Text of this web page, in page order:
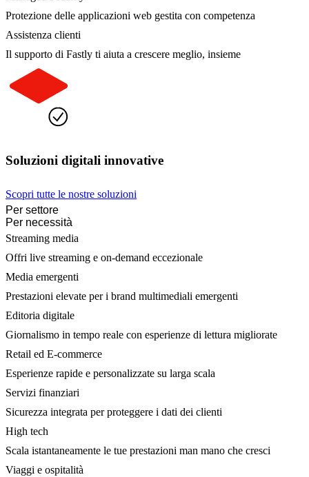
Protezione delle applicazioni web gestita con competenza
Assistenza clienti
Il supporto di Fastly ti aiuta a crescere meglio, insieme
Soluzioni digitali innovative
Scopri tutte le nostre soluzioni
Per settore
Per necessità
Streaming media
Offri live streaming e on-demand eccezionale
Media emergenti
Prestazioni elevate per i brand multimediali emergenti
Editoria digitale
Giornalismo in tempo reale con esperienze di lettura migliorate
Retail ed E-commerce
Esperienze rapide e personalizzate su larga scala
Servizi finanziari
Sicurezza integrata per proteggere i dati dei clienti
High tech
Scala istantaneamente le tue prestazioni man mano che cresci
Viaggi e ospitalità